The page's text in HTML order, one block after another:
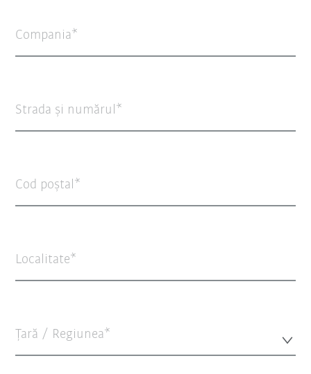
Compania
Strada şi numărul
Cod poștal
Localitate
Țară / Regiunea*